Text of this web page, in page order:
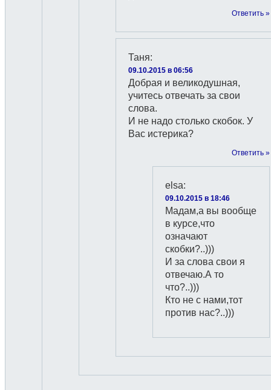
Ответить »
Таня:
09.10.2015 в 06:56
Добрая и великодушная,
учитесь отвечать за свои
слова.
И не надо столько скобок. У
Вас истерика?
Ответить »
elsa:
09.10.2015 в 18:46
Мадам,а вы вообще
в курсе,что
означают
скобки?..)))
И за слова свои я
отвечаю.А то
что?..)))
Кто не с нами,тот
против нас?..)))